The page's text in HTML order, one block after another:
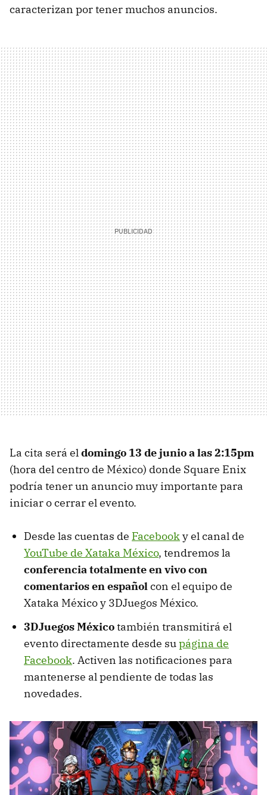
caracterizan por tener muchos anuncios.
La cita será eldomingo 13 de junio a las 2:15pm
(hora del centro de México) donde Square Enix
podría tener un anuncio muy importante para
iniciar o cerrar el evento.
Desde las cuentas de Facebooky el canal de
YouTube de Xataka México, tendremos la
conferencia totalmente en vivo con
comentarios en españolcon el equipo de
Xataka México y 3DJuegos México.
3DJuegos Méxicotambién transmitirá el
evento directamente desde supágina de
Facebook. Activen las notificaciones para
mantenerse al pendiente de todas las
novedades.